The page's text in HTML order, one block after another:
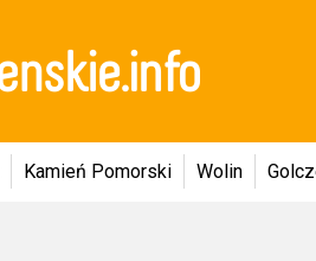
Kamień Pomorski Wolin